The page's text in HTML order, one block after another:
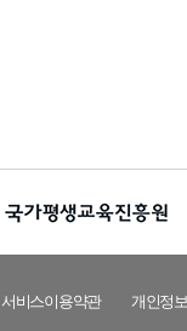
서비스이용약관 개인정